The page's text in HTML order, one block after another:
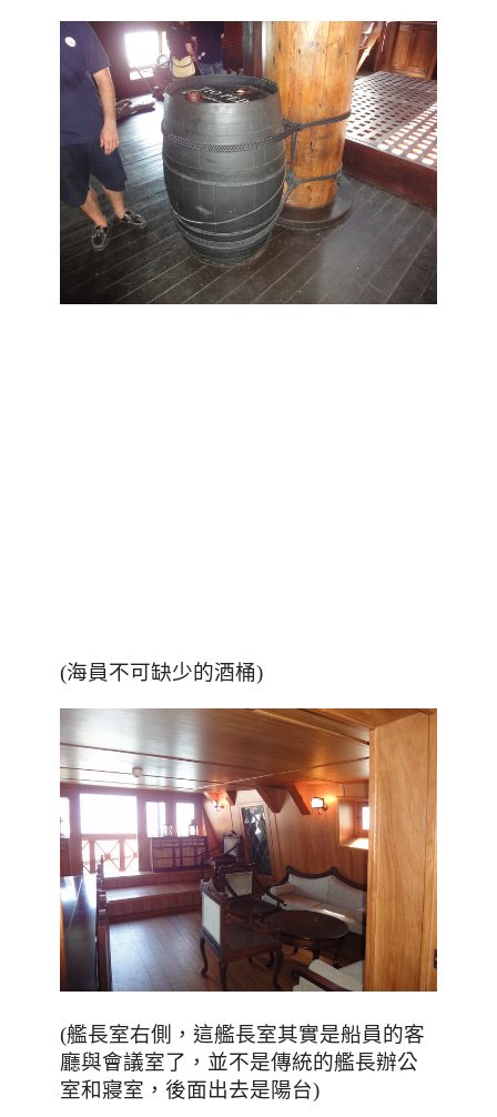
(海員不可缺少的酒桶)
(艦長室右側 ，這艦長室其實是船員的客
廳與會議室了 ，並不是傳統的艦長辦公
室和寢室 ，後面出去是陽台)